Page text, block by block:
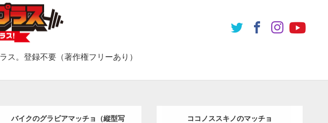
ス。登録不要（著作権フリーあり）
バイクのグラビアマッチョ（縦型写 ココノススキノのマッチョ